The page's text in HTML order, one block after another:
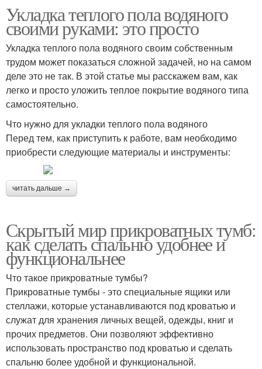
Укладка теплого пола водяного
своими руками: это просто
Укладка теплого пола водяного своим собственным
трудом может показаться сложной задачей, но на самом
деле это не так. В этой статье мы расскажем вам, как
легко и просто уложить теплое покрытие водяного типа
самостоятельно.
Что нужно для укладки теплого пола водяного
Перед тем, как приступить к работе, вам необходимо
приобрести следующие материалы и инструменты:
читать дальше →
Скрытый мир прикроватных тумб:
как сделать спальню удобнее и
функциональнее
Что такое прикроватные тумбы?
Прикроватные тумбы - это специальные ящики или
стеллажи, которые устанавливаются под кроватью и
служат для хранения личных вещей, одежды, книг и
прочих предметов. Они позволяют эффективно
использовать пространство под кроватью и сделать
спальню более удобной и функциональной.